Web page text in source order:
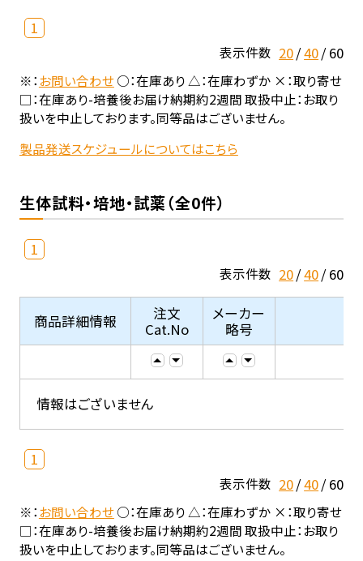
1
表示件数 20 40 60
※：お問い合わせ○：在庫あり △：在庫わずか ×：取り寄せ
□：在庫あり-培養後お届け納期約2週間 取扱中止：お取り
扱いを中止しております。同等品はございません。
製品発送スケジュールについてはこちら
生体試料・培地・試薬（全0件）
1
表示件数 20 40 60
商品詳細情報
注文
Cat.No
メーカー
略号
情報はございません
1
表示件数 20 40 60
※：お問い合わせ○：在庫あり △：在庫わずか ×：取り寄せ
□：在庫あり-培養後お届け納期約2週間 取扱中止：お取り
扱いを中止しております。同等品はございません。